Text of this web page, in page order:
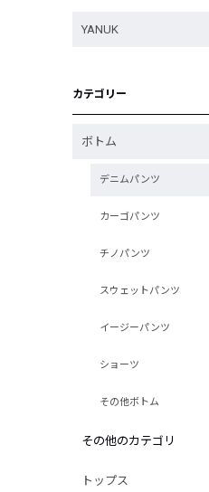
YANUK
カテゴリー
ボトム
デニムパンツ
カーゴパンツ
チノパンツ
スウェットパンツ
イージーパンツ
ショーツ
その他ボトム
その他のカテゴリ
トップス